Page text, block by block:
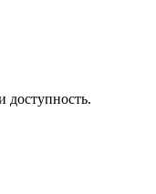
доступность.